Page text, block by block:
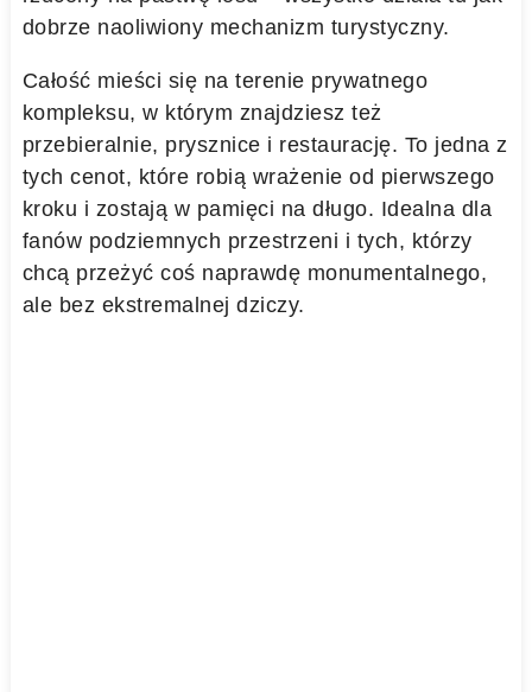
dobrze naoliwiony mechanizm turystyczny.
Całość mieści się na terenie prywatnego
kompleksu, w którym znajdziesz też
przebieralnie, prysznice i restaurację. To jedna z
tych cenot, które robią wrażenie od pierwszego
kroku i zostają w pamięci na długo. Idealna dla
fanów podziemnych przestrzeni i tych, którzy
chcą przeżyć coś naprawdę monumentalnego,
ale bez ekstremalnej dziczy.